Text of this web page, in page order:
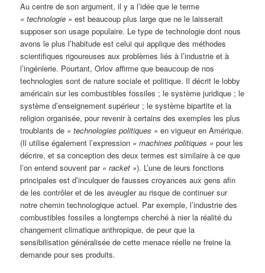
Au centre de son argument, il y a l’idée que le terme
« technologie » est beaucoup plus large que ne le laisserait
supposer son usage populaire. Le type de technologie dont nous
avons le plus l’habitude est celui qui applique des méthodes
scientifiques rigoureuses aux problèmes liés à l’industrie et à
l’ingénierie. Pourtant, Orlov affirme que beaucoup de nos
technologies sont de nature sociale et politique. Il décrit le lobby
américain sur les combustibles fossiles ; le système juridique ; le
système d’enseignement supérieur ; le système bipartite et la
religion organisée, pour revenir à certains des exemples les plus
troublants de « technologies politiques » en vigueur en Amérique.
(Il utilise également l’expression « machines politiques » pour les
décrire, et sa conception des deux termes est similaire à ce que
l’on entend souvent par « racket »). L’une de leurs fonctions
principales est d’inculquer de fausses croyances aux gens afin
de les contrôler et de les aveugler au risque de continuer sur
notre chemin technologique actuel. Par exemple, l’industrie des
combustibles fossiles a longtemps cherché à nier la réalité du
changement climatique anthropique, de peur que la
sensibilisation généralisée de cette menace réelle ne freine la
demande pour ses produits.